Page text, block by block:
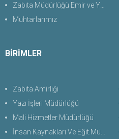
Zabıta Müdürlüğü Emir ve Yasaklar Uygulama Yönetmeliği 2026
Muhtarlarımız
BİRİMLER
Zabıta Amirliği
Yazı İşleri Müdürlüğü
Mali Hizmetler Müdürlüğü
İnsan Kaynakları Ve Eğit.Müdürlüğü